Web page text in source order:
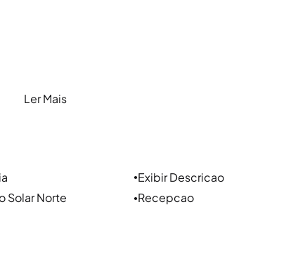
são privilegiadas pela proximidade da nova orla do
que, em toda extensão dela, podem ser
Ler Mais
●Exibir Descricao
Solar Norte ●Recepcao